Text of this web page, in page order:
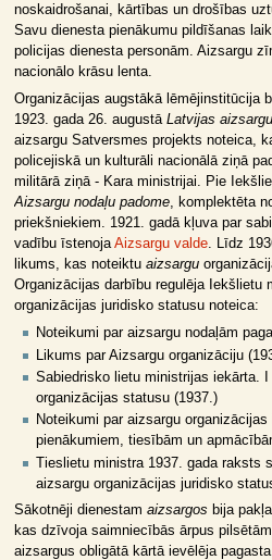
noskaidrošanai, kārtības un drošības
Savu dienesta pienākumu pildīšanas
policijas dienesta personām. Aizsargu
nacionālo krāsu lenta.
Organizācijas augstākā lēmējinstitūcija
1923. gada 26. augustā Latvijas
aizsargu Satversmes projekts noteica,
policejiskā un kulturāli nacionālā ziņā
militārā ziņā - Kara ministrijai. Pie
Aizsargu nodaļu padome, komplektēta
priekšniekiem. 1921. gadā kļuva par
vadību īstenojaAizsargu valde. Līdz
likums, kas noteiktu aizsargu
Organizācijas darbību regulēja Iekšlietu
organizācijas juridisko statusu noteica:
Noteikumi par aizsargu nodaļām
Likums par Aizsargu organizāciju
Sabiedrisko lietu ministrijas iekārta.
organizācijas statusu (1937.)
Noteikumi par aizsargu
pienākumiem, tiesībām un
Tieslietu ministra 1937. gada raksts
aizsargu organizācijas juridisko
Sākotnēji dienestam aizsargos bija
kas dzīvoja saimniecībās ārpus
aizsargus obligātā kārtā ievēlēja